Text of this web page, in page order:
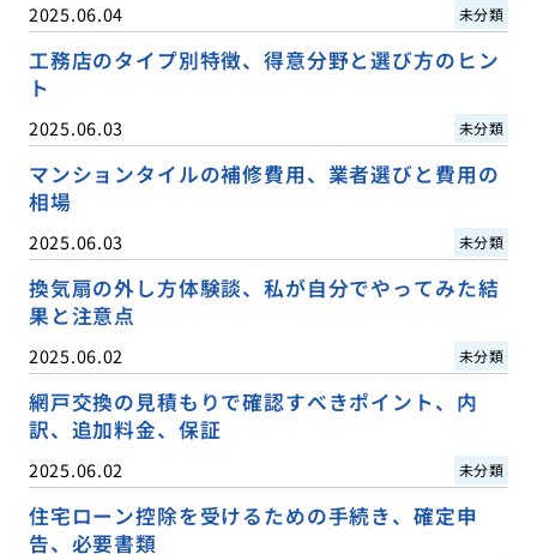
2025.06.04 未分類
工務店のタイプ別特徴、得意分野と選び方のヒン
ト
2025.06.03 未分類
マンションタイルの補修費用、業者選びと費用の
相場
2025.06.03 未分類
換気扇の外し方体験談、私が自分でやってみた結
果と注意点
2025.06.02 未分類
網戸交換の見積もりで確認すべきポイント、内
訳、追加料金、保証
2025.06.02 未分類
住宅ローン控除を受けるための手続き、確定申
告、必要書類